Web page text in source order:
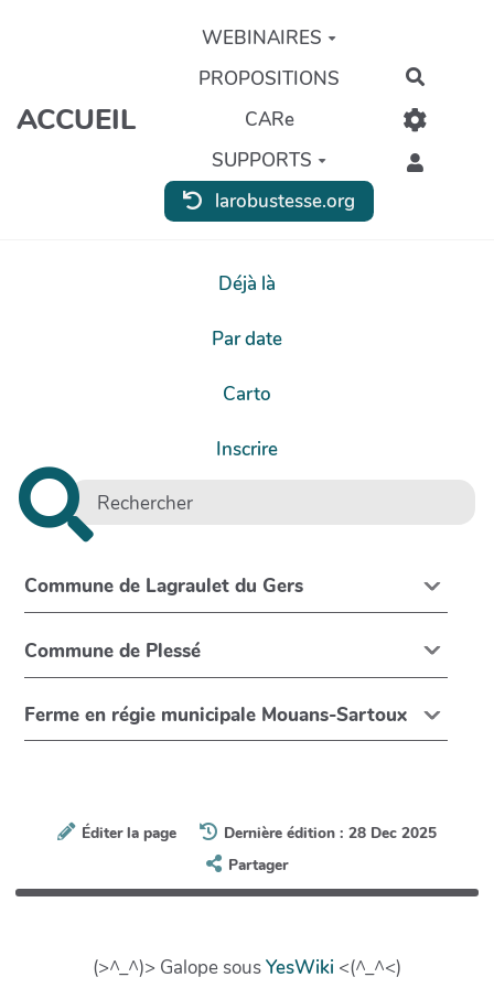
Aller au contenu principal
ACCUEIL
WEBINAIRES
PROPOSITIONS
CARe
SUPPORTS
larobustesse.org
Déjà là
Par date
Carto
Inscrire
Commune de Lagraulet du Gers
Commune de Plessé
Ferme en régie municipale Mouans-Sartoux
Éditer la page
Dernière édition : 28 Dec 2025
Partager
(>^_^)> Galope sousYesWiki <(^_^<)